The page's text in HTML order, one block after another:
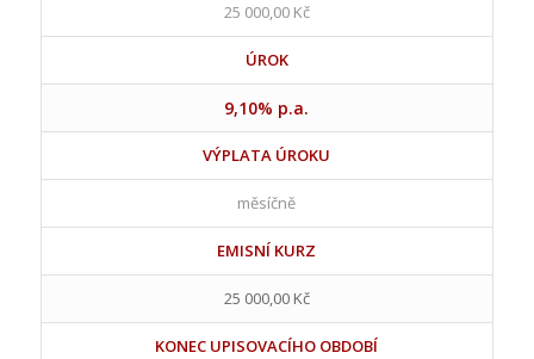
25 000,00 Kč
ÚROK
9,10% p.a.
VÝPLATA ÚROKU
měsíčně
EMISNÍ KURZ
25 000,00 Kč
KONEC UPISOVACÍHO OBDOBÍ